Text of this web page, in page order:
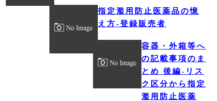
指定濫用防止医薬品の憶
え方‐登録販売者
容器・外箱等へ
の記載事項のま
とめ 後編‐リス
ク区分から指定
濫用防止医薬